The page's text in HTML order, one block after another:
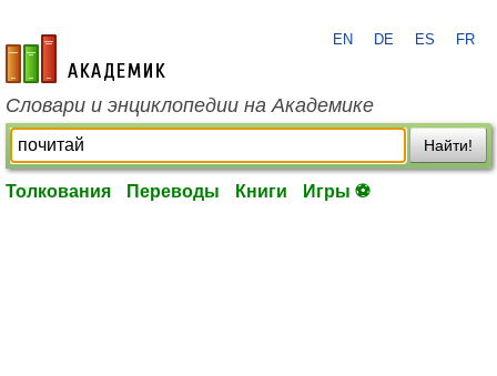
academic.ru
EN DE ES FR
Словари и энциклопедии на Академике
Найти!
Толкования Переводы Книги Игры ⚽